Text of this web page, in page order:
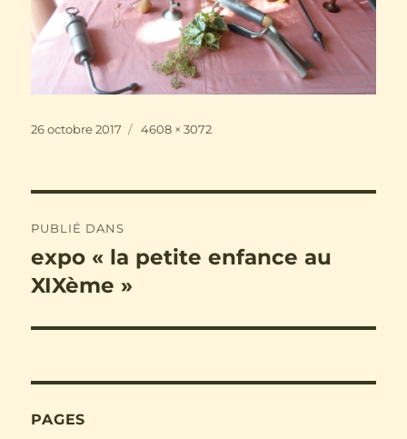
Publié
26 octobre 2017
Taille
4608 × 3072
de
l’article
PUBLIÉ DANS
expo « la petite enfance au
XIXème »
PAGES